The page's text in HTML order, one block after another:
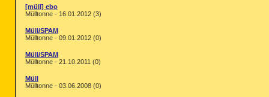
[müll] ebo
Mülltonne - 16.01.2012 (3)
Müll/SPAM
Mülltonne - 09.01.2012 (0)
Müll/SPAM
Mülltonne - 21.10.2011 (0)
Müll
Mülltonne - 03.06.2008 (0)